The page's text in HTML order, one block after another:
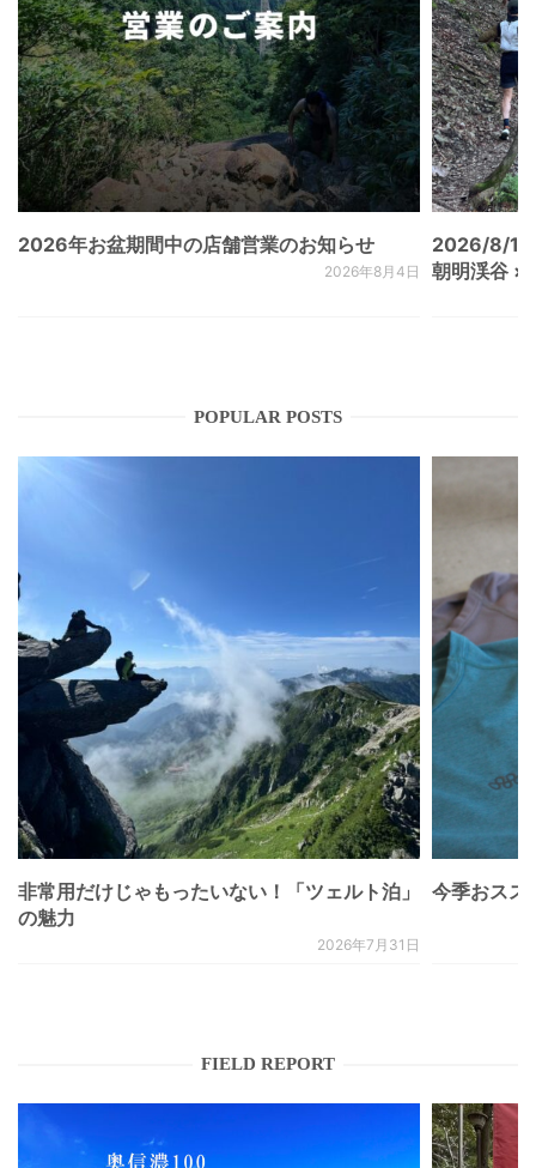
2026年お盆期間中の店舗営業のお知らせ
2026年8月4日
2026/8/
朝明渓谷 ×
POPULAR POSTS
非常用だけじゃもったいない！「ツェルト泊」
の魅力
2026年7月31日
今季おスス
FIELD REPORT